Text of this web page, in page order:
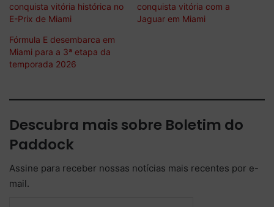
conquista vitória histórica no
E-Prix de Miami
conquista vitória com a
Jaguar em Miami
Fórmula E desembarca em
Miami para a 3ª etapa da
temporada 2026
Descubra mais sobre Boletim do
Paddock
Assine para receber nossas notícias mais recentes por e-
mail.